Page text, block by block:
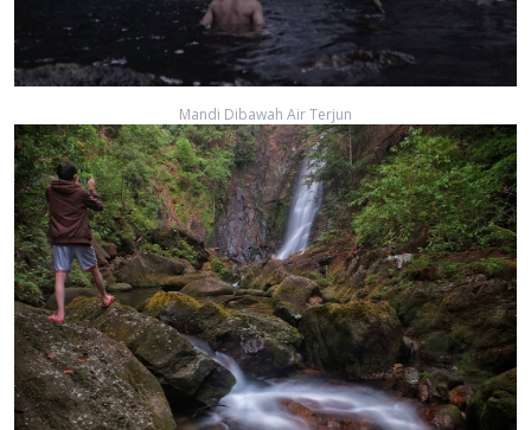
Mandi Dibawah Air Terjun